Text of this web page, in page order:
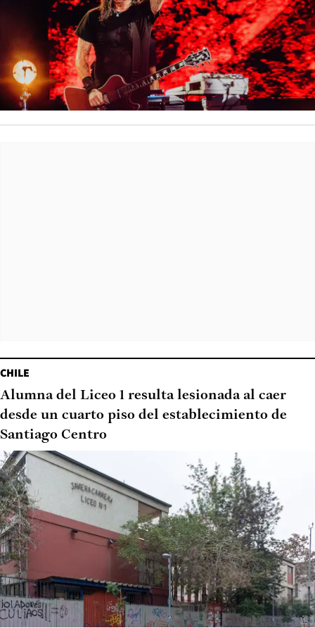
CHILE
Alumna del Liceo 1 resulta lesionada al caer
desde un cuarto piso del establecimiento de
Santiago Centro